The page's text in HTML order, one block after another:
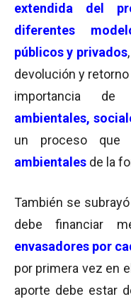
extendida del
diferentes
públicos y privados
devolución y
importancia
ambientales,
un proceso
ambientales de la
También se subrayó
debe financiar
envasadores por
por primera vez en
aporte debe estar